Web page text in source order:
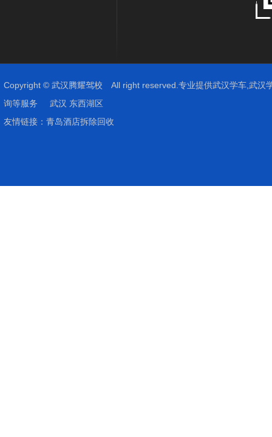
Copyright © 武汉腾耀驾校 All right reserved.专业提供武汉学车,武汉
询等服务 武汉 东西湖区
友情链接： 青岛酒店拆除回收